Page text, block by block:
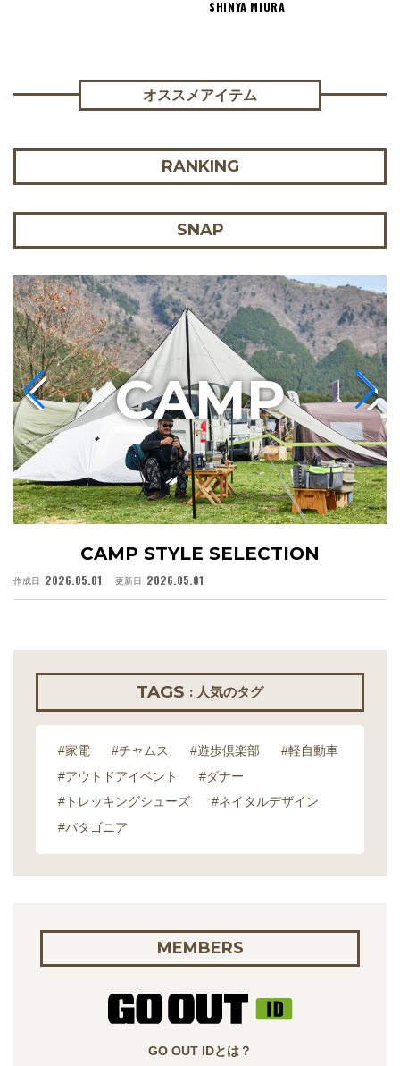
SHINYA MIURA
オススメアイテム
RANKING
SNAP
CAMP STYLE SELECTION
作成日 2026.05.01 更新日 2026.05.01
CAMP
TAGS : 人気のタグ
#家電 #チャムス #遊歩倶楽部
#軽自動車
#アウトドアイベント
#ダナー
#トレッキングシューズ
#ネイタルデザイン
#パタゴニア
MEMBERS
GO OUT IDとは？